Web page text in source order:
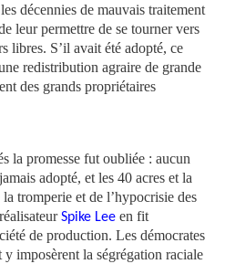
décennies de mauvais traitement
leur permettre de se tourner vers
libres. S’il avait été adopté, ce
redistribution agraire de grande
des grands propriétaires
la promesse fut oubliée : aucun
adopté, et les 40 acres et la
tromperie et de l’hypocrisie des
Spike Lee en fit
de production. Les démocrates
imposèrent la ségrégation raciale